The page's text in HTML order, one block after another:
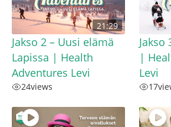
21:29
Jakso 2 – Uusi elämä
Lapissa | Health
Adventures Levi
24views
Jakso
|
Levi
17